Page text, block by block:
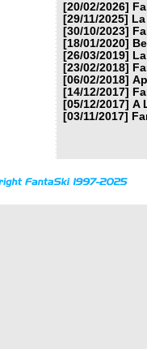
[20/02/2026]
[29/11/2025]
[30/10/2023]
[18/01/2020]
[26/03/2019]
[23/02/2018]
[06/02/2018]
[14/12/2017]
[05/12/2017] A
[03/11/2017]